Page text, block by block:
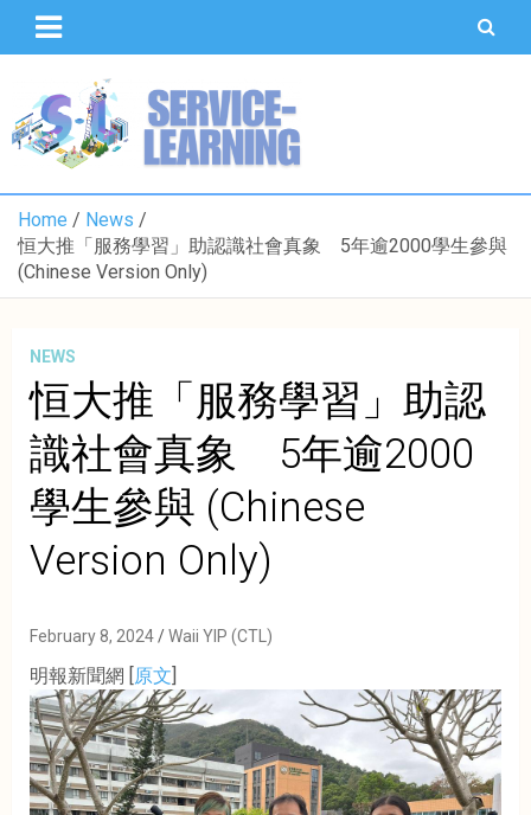
o
n
Home
News
恒大推「服務學習」助認識社會真象 5年逾2000學生參與
(Chinese Version Only)
NEWS
恒大推「服務學習」助認
識社會真象 5年逾2000
學生參與 (Chinese
Version Only)
February 8, 2024 Waii YIP (CTL)
明報新聞網 [ 原文